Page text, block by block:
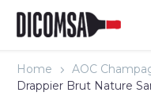
Home
AOC
Drappier Brut Nature